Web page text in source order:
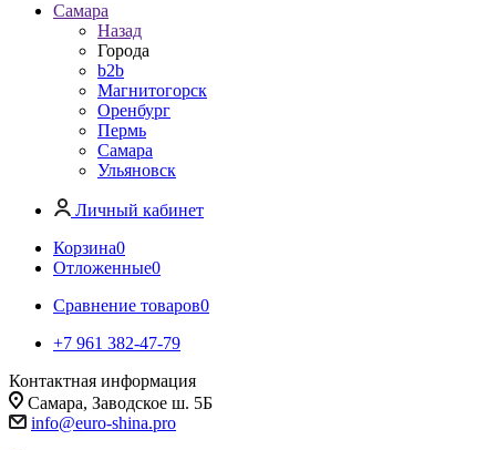
Самара
Назад
Города
b2b
Магнитогорск
Оренбург
Пермь
Самара
Ульяновск
Личный кабинет
Корзина0
Отложенные0
Сравнение товаров0
+7 961 382-47-79
Контактная информация
Самара, Заводское ш. 5Б
info@euro-shina.pro